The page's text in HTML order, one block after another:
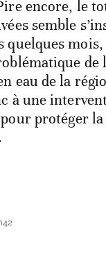
encore, le
semble
quelques
de
eau de la
à une
protéger